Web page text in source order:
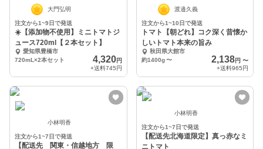
大門弘明
注文から1~9日で発送
☀️【添加物不使用】ミニトマトジ
ュース720ml【２本セット】
愛知県豊橋市
720mL×2本セット
4,320円
+送料745円
渡邉久義
注文から1~10日で発送
トマト【朝どれ】コク深く昔懐か
しいトマト本来の旨み
秋田県大館市
約1400g 〜 2,138円 〜
+送料965円
小林明香
注文から1~7日で発送
【配送先 関東・信越地方 限
小林明香
注文から1~7日で発送
【配送先北海道限定】真っ赤なミ
ニトマト